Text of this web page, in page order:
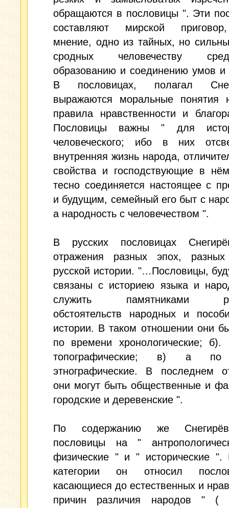
обращаются в пословицы ". Эти
составляют мирской
мнение, одно из тайных, но
сродных человечеству
образованию и соединению умов и
В пословицах, полагал
выражаются моральные понятия
правила нравственности и
Пословицы важны " для
человеческого; ибо в них
внутренняя жизнь народа,
свойства и господствующие в
тесно соединяется настоящее с
и будущим, семейный его быт с
а народность с человечеством ".
В русских пословицах
отражения разных эпох, разных
русской истории. "…Пословицы,
связаны с историею языка и
служить памятниками
обстоятельств народных и
истории. В таком отношении они
по времени хронологические; б).
топографические; в) а по
этнографические. В последнем
они могут быть общественные и
городские и деревенские ".
По содержанию же
пословицы на "
физические " и " исторические ".
категории он относил
касающиеся до естественных и
причин различия народов "